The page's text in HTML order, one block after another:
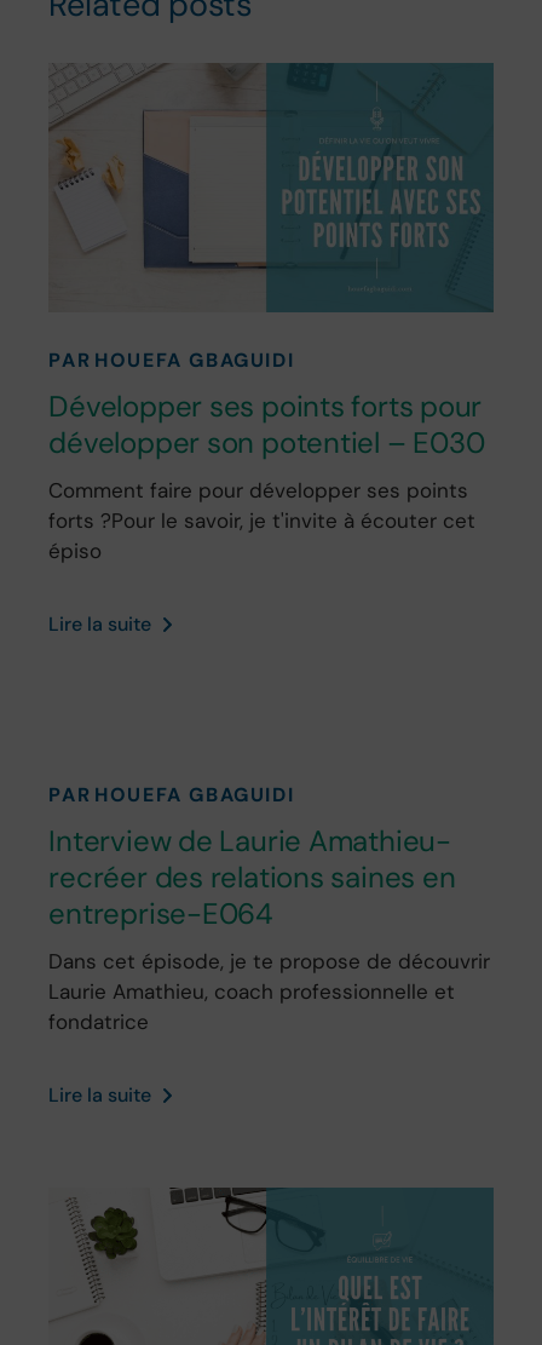
PAR HOUEFA GBAGUIDI
Développer ses points forts pour
développer son potentiel – E030
Comment faire pour développer ses points
forts ?Pour le savoir, je t'invite à écouter cet
épiso
Lire la suite
PAR HOUEFA GBAGUIDI
Interview de Laurie Amathieu-
recréer des relations saines en
entreprise-E064
Dans cet épisode, je te propose de découvrir
Laurie Amathieu, coach professionnelle et
fondatrice
Lire la suite